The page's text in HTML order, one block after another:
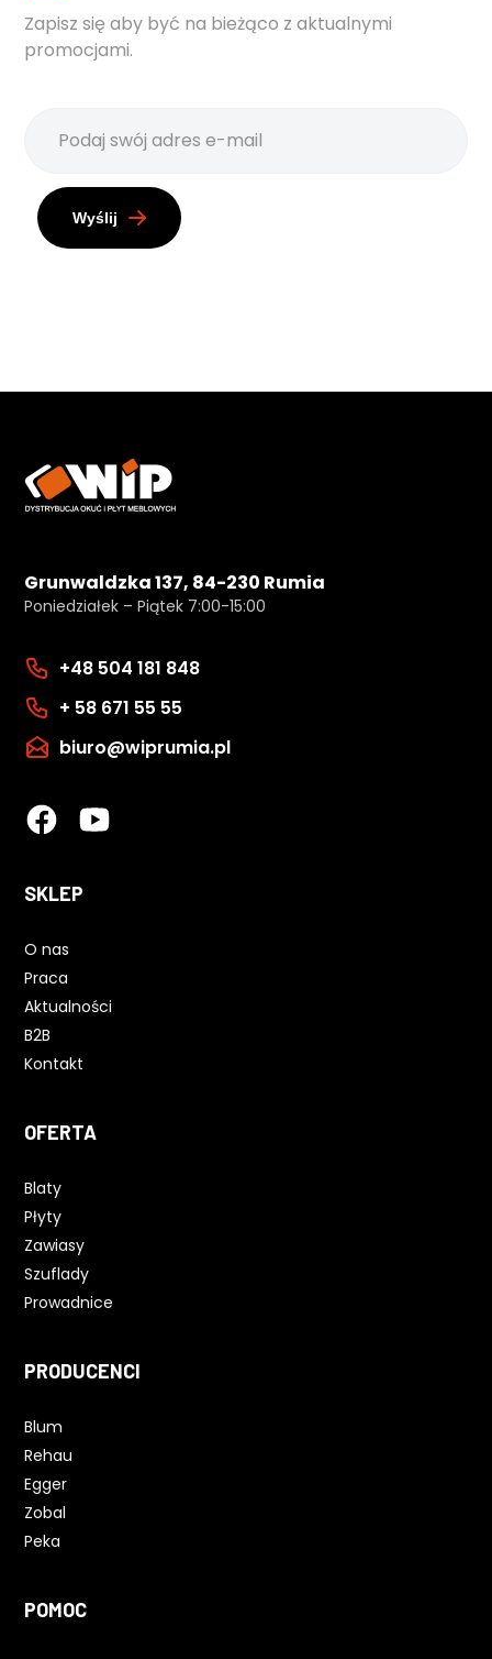
Zapisz się aby być na bieżąco z aktualnymi
promocjami.
Wyślij
Grunwaldzka 137, 84-230 Rumia
Poniedziałek – Piątek 7:00-15:00
+48 504 181 848
+ 58 671 55 55
biuro@wiprumia.pl
SKLEP
O nas
Praca
Aktualności
B2B
Kontakt
OFERTA
Blaty
Płyty
Zawiasy
Szuflady
Prowadnice
PRODUCENCI
Blum
Rehau
Egger
Zobal
Peka
POMOC